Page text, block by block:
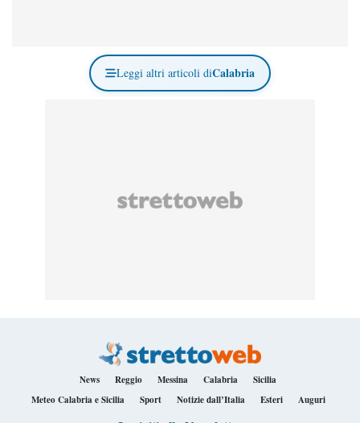
Leggi altri articoli diCalabria
News Reggio Messina Calabria
Sicilia
Meteo Calabria e Sicilia
Sport Notizie dall’Italia Esteri Auguri